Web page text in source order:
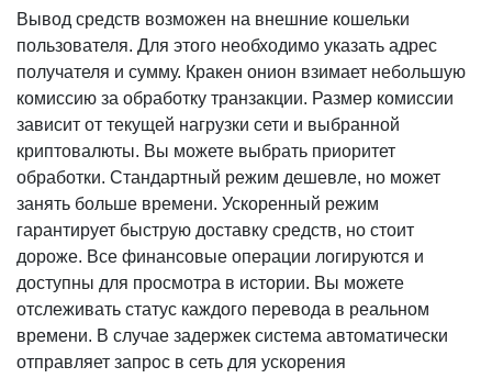
Вывод средств возможен на внешние кошельки
пользователя. Для этого необходимо указать адрес
получателя и сумму. Кракен онион взимает небольшую
комиссию за обработку транзакции. Размер комиссии
зависит от текущей нагрузки сети и выбранной
криптовалюты. Вы можете выбрать приоритет
обработки. Стандартный режим дешевле, но может
занять больше времени. Ускоренный режим
гарантирует быструю доставку средств, но стоит
дороже. Все финансовые операции логируются и
доступны для просмотра в истории. Вы можете
отслеживать статус каждого перевода в реальном
времени. В случае задержек система автоматически
отправляет запрос в сеть для ускорения